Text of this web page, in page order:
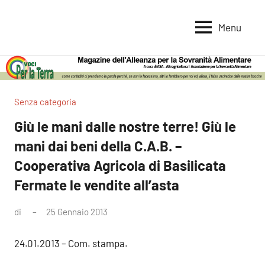
per
la
Terra
per
la
Alimentare
Menu
Senza categoria
Giù le mani dalle nostre terre! Giù le
mani dai beni della C.A.B. –
Cooperativa Agricola di Basilicata
Fermate le vendite all’asta
di 25 Gennaio 2013
24.01.2013 – Com. stampa.